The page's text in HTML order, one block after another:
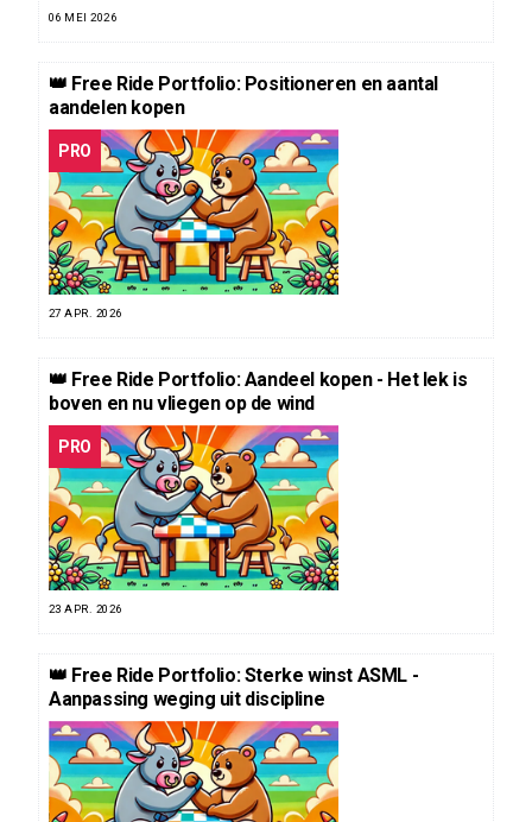
06 MEI 2026
👑 Free Ride Portfolio: Positioneren en aantal
aandelen kopen
PRO
27 APR. 2026
👑 Free Ride Portfolio: Aandeel kopen - Het lek is
boven en nu vliegen op de wind
PRO
23 APR. 2026
👑 Free Ride Portfolio: Sterke winst ASML -
Aanpassing weging uit discipline